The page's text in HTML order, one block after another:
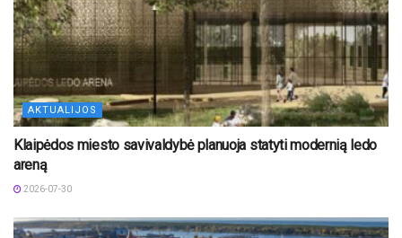
AKTUALIJOS
Klaipėdos miesto savivaldybė planuoja statyti modernią ledo
areną
2026-07-30